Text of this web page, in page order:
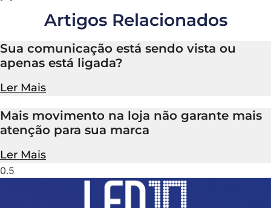
Artigos Relacionados
Sua comunicação está sendo vista ou
apenas está ligada?
Ler Mais
Mais movimento na loja não garante mais
atenção para sua marca
Ler Mais